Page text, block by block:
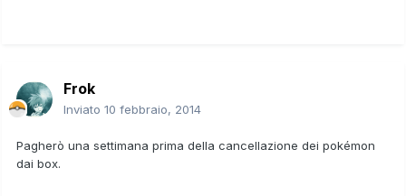
Frok
Inviato 10 febbraio, 2014
Pagherò una settimana prima della cancellazione dei pokémon
dai box.